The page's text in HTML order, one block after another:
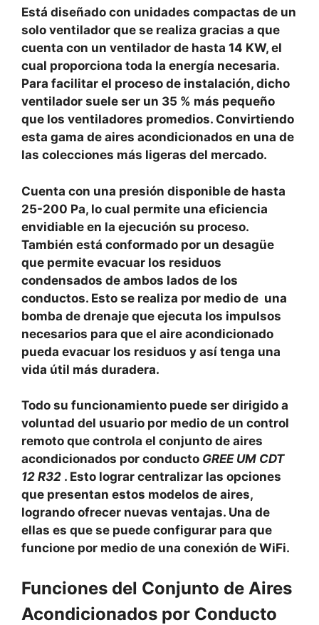
Está diseñado con unidades compactas de un
solo ventilador que se realiza gracias a que
cuenta con un ventilador de hasta 14 KW, el
cual proporciona toda la energía necesaria.
Para facilitar el proceso de instalación, dicho
ventilador suele ser un 35 % más pequeño
que los ventiladores promedios. Convirtiendo
esta gama de aires acondicionados en una de
las colecciones más ligeras del mercado.
Cuenta con una presión disponible de hasta
25-200 Pa, lo cual permite una eficiencia
envidiable en la ejecución su proceso.
También está conformado por un desagüe
que permite evacuar los residuos
condensados de ambos lados de los
conductos. Esto se realiza por medio de una
bomba de drenaje que ejecuta los impulsos
necesarios para que el aire acondicionado
pueda evacuar los residuos y así tenga una
vida útil más duradera.
Todo su funcionamiento puede ser dirigido a
voluntad del usuario por medio de un control
remoto que controla el conjunto de aires
acondicionados por conducto GREE UM CDT
12 R32 . Esto lograr centralizar las opciones
que presentan estos modelos de aires,
logrando ofrecer nuevas ventajas. Una de
ellas es que se puede configurar para que
funcione por medio de una conexión de WiFi.
Funciones del Conjunto de Aires
Acondicionados por Conducto